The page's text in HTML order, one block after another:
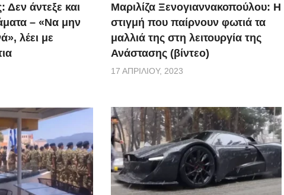
Δεν άντεξε και
– «Να μην
λέει με
Μαριλίζα Ξενογιαννακοπούλου: Η
στιγμή που παίρνουν φωτιά τα
μαλλιά της στη λειτουργία της
Ανάστασης (βίντεο)
17 ΑΠΡΙΛΊΟΥ, 2023